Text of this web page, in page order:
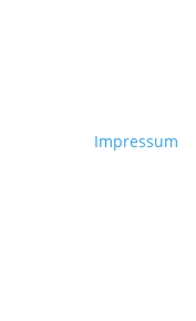
Impressum